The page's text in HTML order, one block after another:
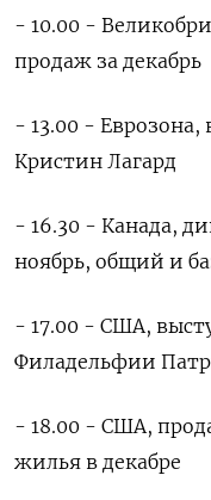
- 10.00 -
продаж за декабрь
- 13.00 - Еврозона,
Кристин Лагард
- 16.30 - Канада,
ноябрь, общий и
- 17.00 - США,
Филадельфии
- 18.00 - США,
жилья в декабре